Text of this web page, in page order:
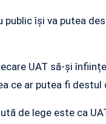
public își va putea
UAT să-și
ce ar putea fi
de lege este ca